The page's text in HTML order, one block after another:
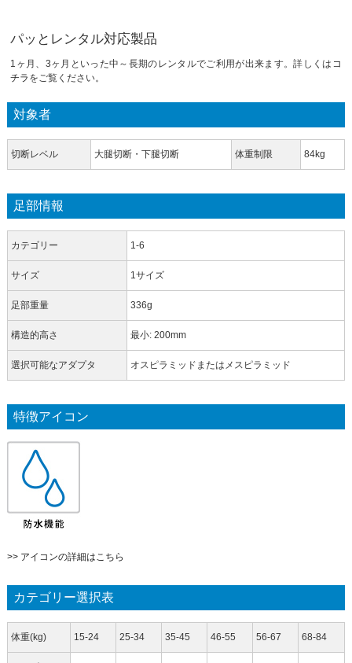
パッとレンタル対応製品
1ヶ月、3ヶ月といった中～長期のレンタルでご利用が出来ます。詳しくは コ
チラ をご覧ください。
対象者
切断レベル 大腿切断・下腿切断 体重制限 84kg
足部情報
カテゴリー 1-6
サイズ 1サイズ
足部重量 336g
構造的高さ 最小: 200mm
選択可能なアダプタ オスピラミッドまたはメスピラミッド
特徴アイコン
>> アイコンの詳細はこちら
カテゴリー選択表
体重(kg) 15-24 25-34 35-45 46-55 56-67 68-84